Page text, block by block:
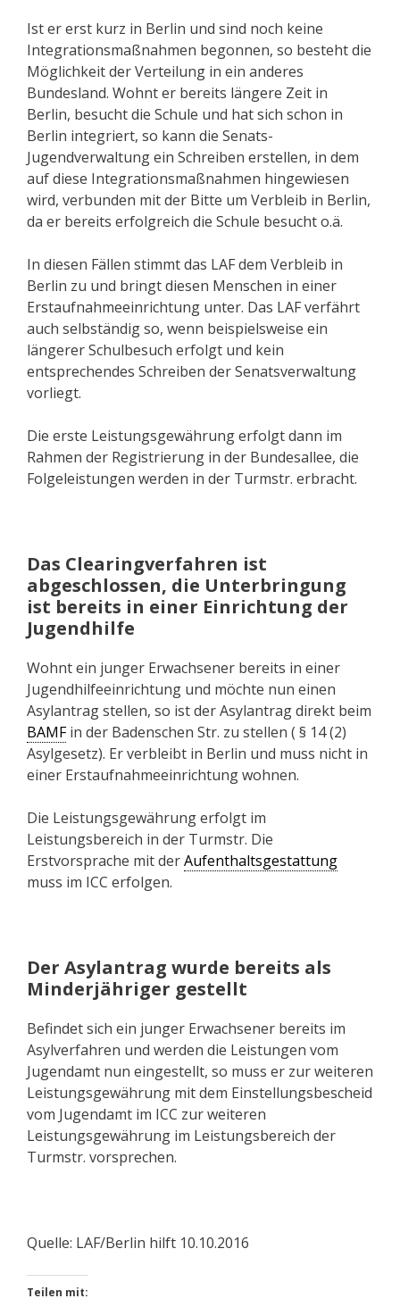
Ist er erst kurz in Berlin und sind noch keine
Integrationsmaßnahmen begonnen, so besteht die
Möglichkeit der Verteilung in ein anderes
Bundesland. Wohnt er bereits längere Zeit in
Berlin, besucht die Schule und hat sich schon in
Berlin integriert, so kann die Senats-
Jugendverwaltung ein Schreiben erstellen, in dem
auf diese Integrationsmaßnahmen hingewiesen
wird, verbunden mit der Bitte um Verbleib in Berlin,
da er bereits erfolgreich die Schule besucht o.ä.
In diesen Fällen stimmt das LAF dem Verbleib in
Berlin zu und bringt diesen Menschen in einer
Erstaufnahmeeinrichtung unter. Das LAF verfährt
auch selbständig so, wenn beispielsweise ein
längerer Schulbesuch erfolgt und kein
entsprechendes Schreiben der Senatsverwaltung
vorliegt.
Die erste Leistungsgewährung erfolgt dann im
Rahmen der Registrierung in der Bundesallee, die
Folgeleistungen werden in der Turmstr. erbracht.
Das Clearingverfahren ist
abgeschlossen, die Unterbringung
ist bereits in einer Einrichtung der
Jugendhilfe
Wohnt ein junger Erwachsener bereits in einer
Jugendhilfeeinrichtung und möchte nun einen
Asylantrag stellen, so ist der Asylantrag direkt beim
BAMFin der Badenschen Str. zu stellen ( § 14 (2)
Asylgesetz). Er verbleibt in Berlin und muss nicht in
einer Erstaufnahmeeinrichtung wohnen.
Die Leistungsgewährung erfolgt im
Leistungsbereich in der Turmstr. Die
Erstvorsprache mit derAufenthaltsgestattung
muss im ICC erfolgen.
Der Asylantrag wurde bereits als
Minderjähriger gestellt
Befindet sich ein junger Erwachsener bereits im
Asylverfahren und werden die Leistungen vom
Jugendamt nun eingestellt, so muss er zur weiteren
Leistungsgewährung mit dem Einstellungsbescheid
vom Jugendamt im ICC zur weiteren
Leistungsgewährung im Leistungsbereich der
Turmstr. vorsprechen.
Quelle: LAF/Berlin hilft 10.10.2016
Teilen mit: